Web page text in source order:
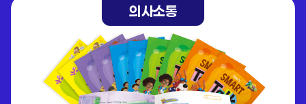
의사소통